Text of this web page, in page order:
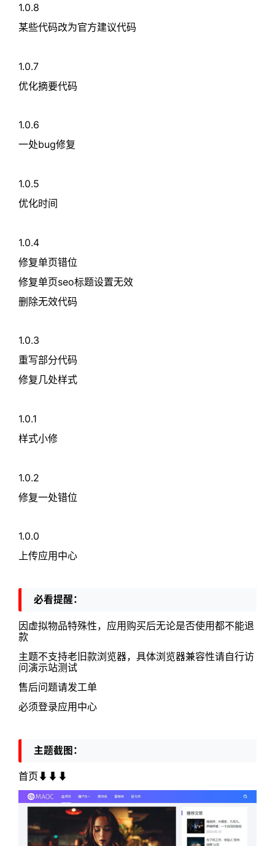
1.0.8
某些代码改为官方建议代码
1.0.7
优化摘要代码
1.0.6
一处bug修复
1.0.5
优化时间
1.0.4
修复单页错位
修复单页seo标题设置无效
删除无效代码
1.0.3
重写部分代码
修复几处样式
1.0.1
样式小修
1.0.2
修复一处错位
1.0.0
上传应用中心
必看提醒：
因虚拟物品特殊性，应用购买后无论是否使用都不能退
款
主题不支持老旧款浏览器，具体浏览器兼容性请自行访
问演示站测试
售后问题请发工单
必须登录应用中心
主题截图：
首页⬇⬇⬇